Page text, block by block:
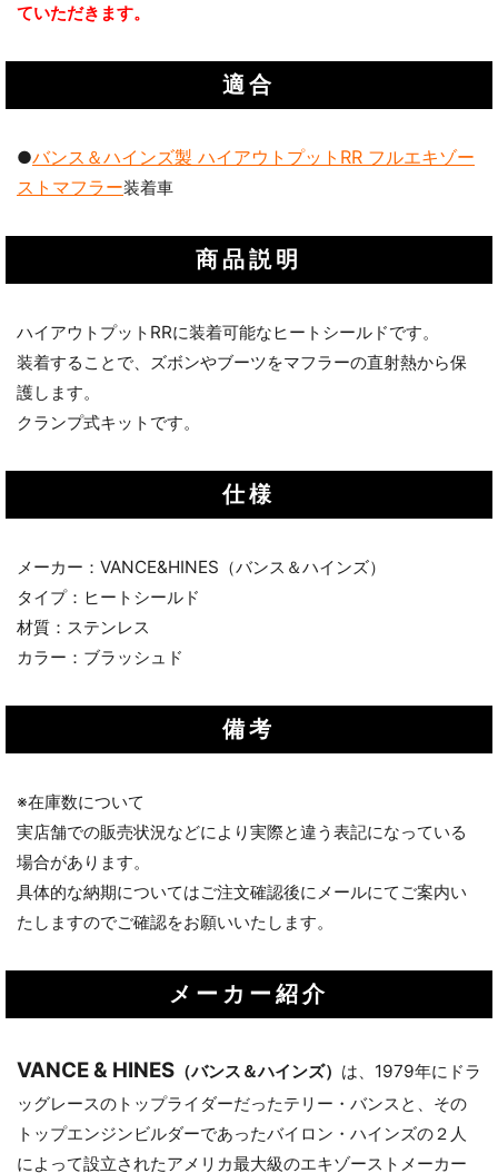
ていただきます。
適合
●バンス＆ハインズ製 ハイアウトプットRR フルエキゾー
ストマフラー装着車
商品説明
ハイアウトプットRRに装着可能なヒートシールドです。
装着することで、ズボンやブーツをマフラーの直射熱から保
護します。
クランプ式キットです。
仕様
メーカー：VANCE&HINES（バンス＆ハインズ）
タイプ：ヒートシールド
材質：ステンレス
カラー：ブラッシュド
備考
※在庫数について
実店舗での販売状況などにより実際と違う表記になっている
場合があります。
具体的な納期についてはご注文確認後にメールにてご案内い
たしますのでご確認をお願いいたします。
メーカー紹介
VANCE & HINES （バンス＆ハインズ） は、1979年にドラ
ッグレースのトップライダーだったテリー・バンスと、その
トップエンジンビルダーであったバイロン・ハインズの２人
によって設立されたアメリカ最大級のエキゾーストメーカー